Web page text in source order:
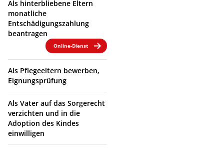
Als hinterbliebene Eltern
monatliche
Entschädigungszahlung
beantragen
Online-Dienst
Als Pflegeeltern bewerben,
Eignungsprüfung
Als Vater auf das Sorgerecht
verzichten und in die
Adoption des Kindes
einwilligen